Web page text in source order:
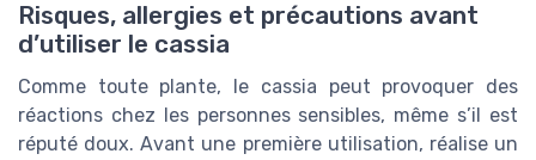
Risques, allergies et précautions avant
d’utiliser le cassia
Comme toute plante, le cassia peut provoquer des
réactions chez les personnes sensibles, même s’il est
réputé doux. Avant une première utilisation, réalise un